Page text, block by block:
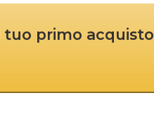
tuo primo acquisto